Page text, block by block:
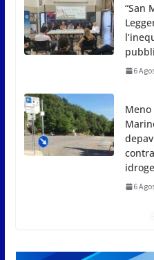
Meno
San Marino. USL:
monito e memoria
6 Agosto 2026